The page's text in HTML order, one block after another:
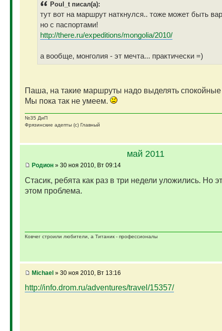
Poul_t писал(а):
тут вот на маршрут наткнулся.. тоже может быть
но с паспортами!
http://there.ru/expeditions/mongolia/2010/
а вообще, монголия - эт мечта... практически =)
Паша, на такие маршруты надо выделять спокойные
Мы пока так не умеем.
№35 ДиП
Фрязинские адепты (с) Главный
май 2011
Родион» 30 ноя 2010, Вт 09:14
Стасик, ребята как раз в три недели уложились. Но
этом проблема.
Ковчег строили любители, а Титаник - профессионалы
Michael » 30 ноя 2010, Вт 13:16
http://info.drom.ru/adventures/travel/15357/